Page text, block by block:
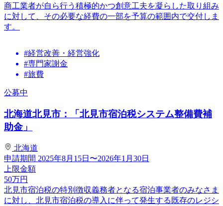
商工業者が自ら行う積極的かつ創意工夫を凝らした取り組み
に対して、その必要な経費の一部を予算の範囲内で交付しま
す。
#経営改善・経営強化
#専門家謝金
#旅費
公募中
北海道北見市：「北見市宿泊税システム整備費補
助金」
北海道
申請期間 2025年8月15日〜2026年1月30日
上限金額
50万円
北見市宿泊税の特別徴収義務者となる宿泊事業者のみなさま
に対し、北見市宿泊税の導入に伴って発生する既存のレジシ